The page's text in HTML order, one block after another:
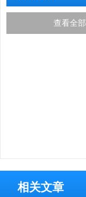
查看全部
相关文章